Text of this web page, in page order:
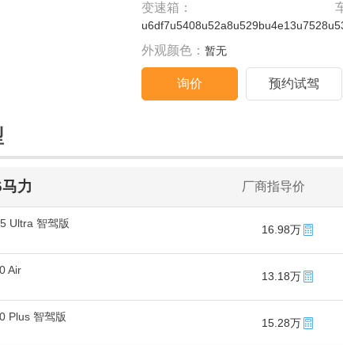
变速箱：
外观颜色： 暂无
询价 预约试驾
力 厂商指导价
Ultra 智驾版
16.98万
Air
13.18万
Plus 智驾版
15.28万